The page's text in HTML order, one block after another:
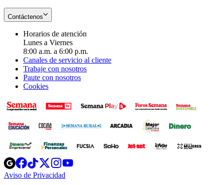
Contáctenos
Horarios de atención
Lunes a Viernes
8:00 a.m. a 6:00 p.m.
Canales de servicio al cliente
Trabaje con nosotros
Paute con nosotros
Cookies
Opens
in
new
Opens
in
new
Opens
in
new
Opens
new
Aviso de Privacidad